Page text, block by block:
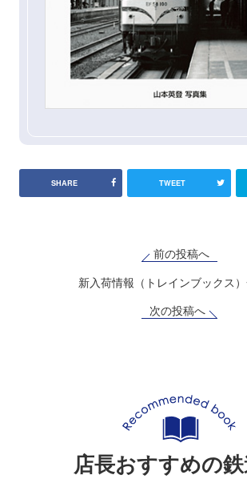
SHARE TWEET
前の投稿へ
新入荷情報（トレインブックス
次の投稿へ
店長おすすめの